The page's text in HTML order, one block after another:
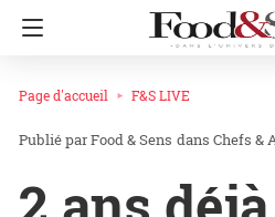
Page d'accueil F&S LIVE
Food & Sens dans Chefs &